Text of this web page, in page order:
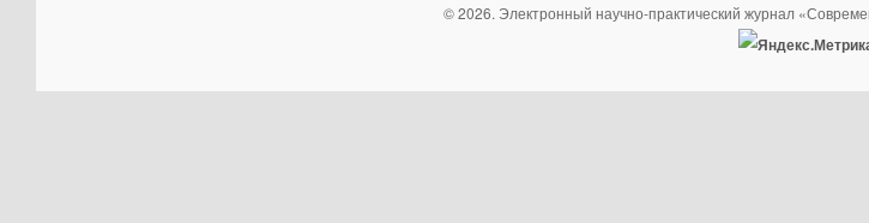
© 2026. Электронный научно-практический журнал